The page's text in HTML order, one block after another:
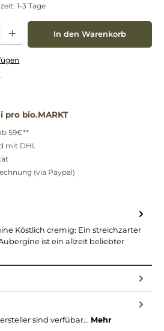
1-3 Tage
Wert ein oder benutze die Schaltflächen um
In den Warenkorb
pro bio.MARKT
59€**
mit DHL
(via Paypal)
Köstlich cremig: Ein streichzarter
ist ein allzeit beliebter
sind verfübar... Mehr